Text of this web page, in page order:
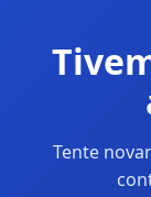
Tente